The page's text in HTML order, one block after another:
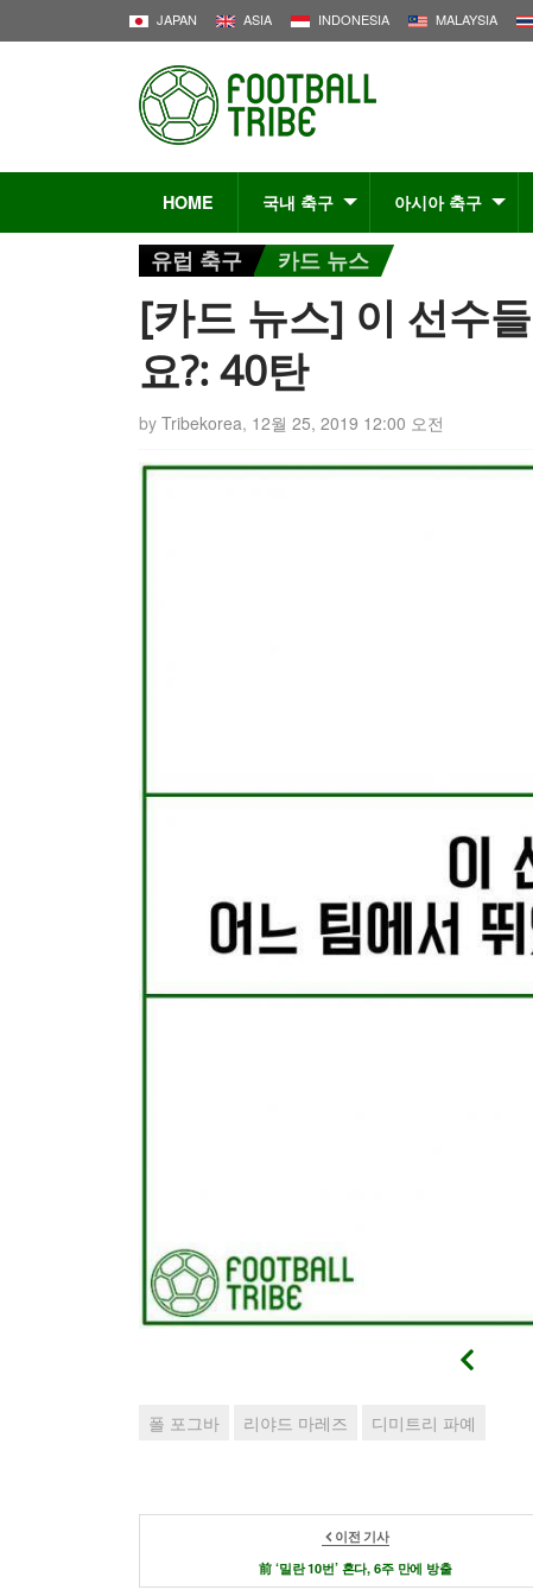
JAPAN ASIA INDONESIA MALAYSIA
HOME 국내 축구 아시아 축구
유럽 축구 카드 뉴스
[카드 뉴스] 이 선수
요?: 40탄
by Tribekorea, 12월 25, 2019 12:00 오전
폴 포그바 리야드 마레즈 디미트리 파예
이전 기사
前 ‘밀란 10번’ 혼다, 6주 만에 방출